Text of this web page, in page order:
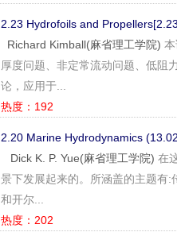
2.23 Hydrofoils and
Richard Kimball(麻省理工学院)
厚度问题、非定常流动问题、低阻
论，应用于...
热度：192
2.20 Marine Hydrodynamics
Dick K. P. Yue(麻省理工学院) 在
景下发展起来的。所涵盖的主题有
和开尔...
热度：202